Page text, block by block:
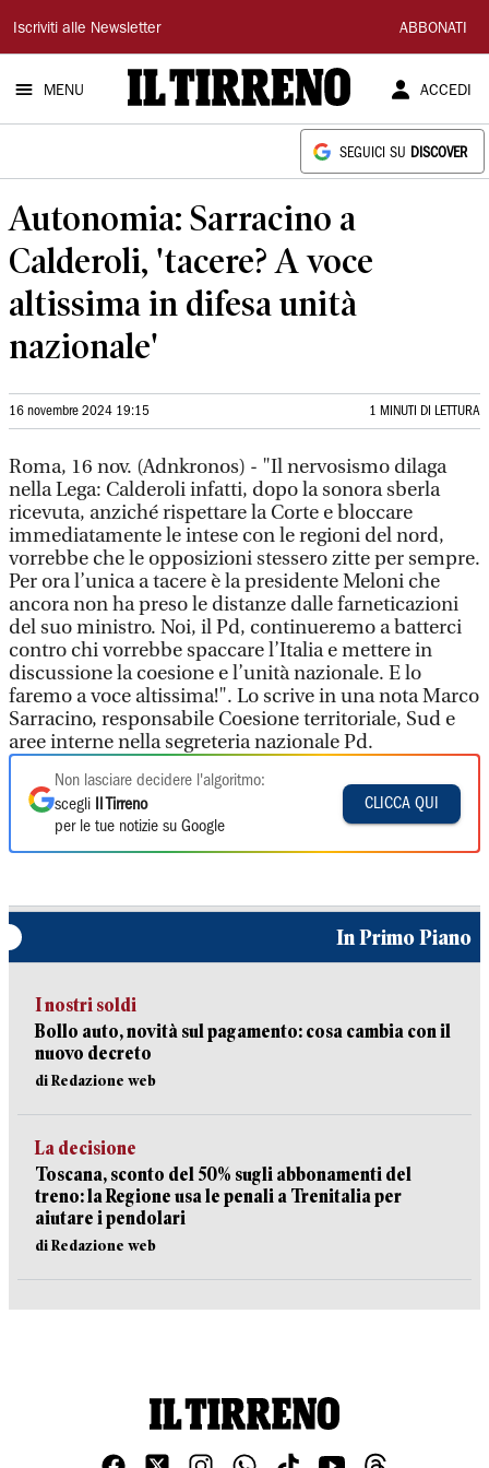
Il
Tirreno
Iscriviti alle Newsletter ABBONATI
MENU ACCEDI
SEGUICI SU DISCOVER
Autonomia: Sarracino a
Calderoli, 'tacere? A voce
altissima in difesa unità
nazionale'
16 novembre 2024 19:15 1 MINUTI DI LETTURA
Roma, 16 nov. (Adnkronos) - "Il nervosismo dilaga
nella Lega: Calderoli infatti, dopo la sonora sberla
ricevuta, anziché rispettare la Corte e bloccare
immediatamente le intese con le regioni del nord,
vorrebbe che le opposizioni stessero zitte per sempre.
Per ora l’unica a tacere è la presidente Meloni che
ancora non ha preso le distanze dalle farneticazioni
del suo ministro. Noi, il Pd, continueremo a batterci
contro chi vorrebbe spaccare l’Italia e mettere in
discussione la coesione e l’unità nazionale. E lo
faremo a voce altissima!". Lo scrive in una nota Marco
Sarracino, responsabile Coesione territoriale, Sud e
aree interne nella segreteria nazionale Pd.
Non lasciare decidere l'algoritmo:
scegli
Il Tirreno
per le tue notizie su Google
CLICCA QUI
In Primo Piano
I nostri soldi
Bollo auto, novità sul pagamento: cosa cambia con il
nuovo decreto
di Redazione web
La decisione
Toscana, sconto del 50% sugli abbonamenti del
treno: la Regione usa le penali a Trenitalia per
aiutare i pendolari
di Redazione web